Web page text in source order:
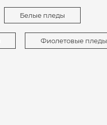
Белые пледы
Фиолетовые пледы